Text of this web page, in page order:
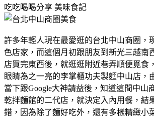
吃吃喝喝分享 美味食記
許多年輕人現在最愛逛的台北中山商圈，
色店家，而這個月初跟朋友到新光三越南
店買完東西後，就逛逛附近巷弄順便覓食
眼睛為之一亮的李掌櫃功夫製麵中山店，
當下跟Google大神請益後，知道這間中山
乾拌麵館的二代店，就決定入內用餐，結
錯，因為除了麵好吃外，還有多樣精緻小